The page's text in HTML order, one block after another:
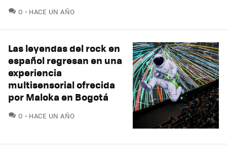
0 COMENTARIOS
HACE UN AÑO
Las leyendas del rock en
español regresan en una
experiencia
multisensorial ofrecida
por Maloka en Bogotá
0 COMENTARIOS
HACE UN AÑO